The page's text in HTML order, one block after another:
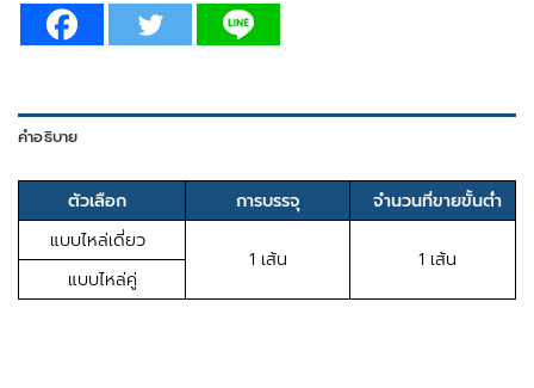
คำอธิบาย
ตัวเลือก การบรรจุ
จำนวนที่ขายขั้นต่ำ
แบบไหล่เดี่ยว
1 เส้น 1 เส้น
แบบไหล่คู่